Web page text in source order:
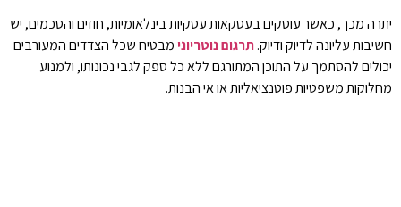
יתרה מכך, כאשר עוסקים בעסקאות עסקיות בינלאומיות, חוזים והסכמים, יש
חשיבות עליונה לדיוק ודיוק.תרגום נוטריונימבטיח שכל הצדדים המעורבים
יכולים להסתמך על התוכן המתורגם ללא כל ספק לגבי נכונותו, ולמנוע
מחלוקות משפטיות פוטנציאליות או אי הבנות.